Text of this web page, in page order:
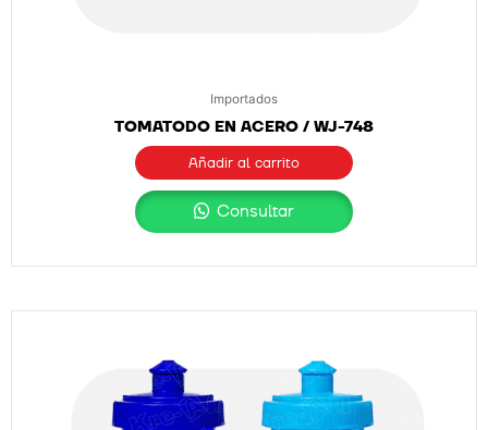
Importados
TOMATODO EN ACERO / WJ-748
Añadir al carrito
Consultar